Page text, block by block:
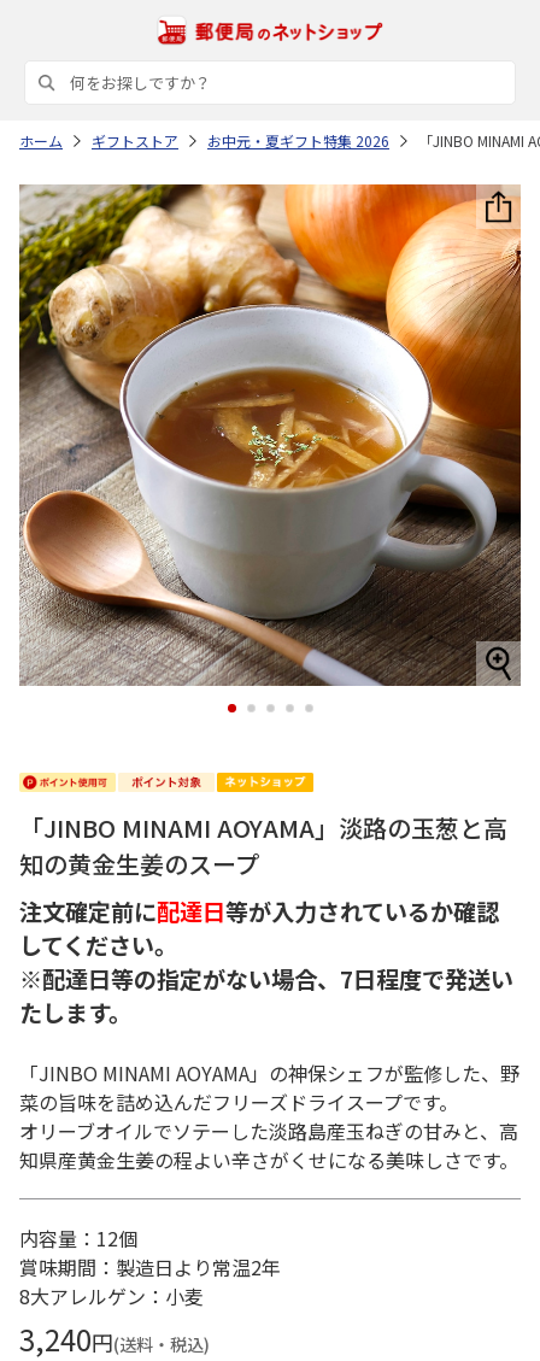
ホーム ギフトストア お中元・夏ギフト特集 2026 「JINBO
1 2 3 4 5
「JINBO MINAMI AOYAMA」淡路の玉葱と高
知の黄金生姜のスープ
注文確定前に配達日等が入力されているか確認
してください。
※配達日等の指定がない場合、7日程度で発送い
たします。
「JINBO MINAMI AOYAMA」の神保シェフが監修した、野
菜の旨味を詰め込んだフリーズドライスープです。
オリーブオイルでソテーした淡路島産玉ねぎの甘みと、高
知県産黄金生姜の程よい辛さがくせになる美味しさです。
内容量：12個
賞味期間：製造日より常温2年
8大アレルゲン：小麦
3,240円(送料・税込)